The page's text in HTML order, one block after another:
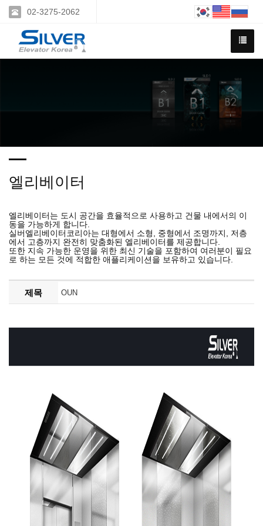
02-3275-2062
엘리베이터
엘리베이터는 도시 공간을 효율적으로 사용하고 건물 내에서의 이
동을 가능하게 합니다.
실버엘리베이터코리아는 대형에서 소형, 중형에서 조명까지, 저층
에서 고층까지 완전히 맞춤화된 엘리베이터를 제공합니다.
또한 지속 가능한 운영을 위한 최신 기술을 포함하여 여러분이 필요
로 하는 모든 것에 적합한 애플리케이션을 보유하고 있습니다.
제목 OUN